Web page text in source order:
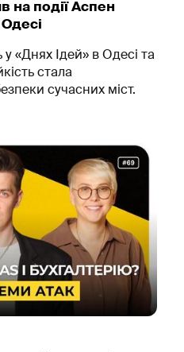
на події Аспен
Одесі
«Днях Ідей» в Одесі та
стала
сучасних міст.